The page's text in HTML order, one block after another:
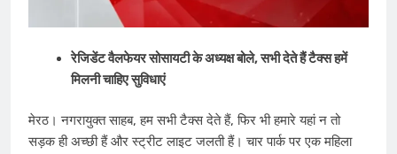
रेजिडेंट वैलफेयर सोसायटी के अध्यक्ष बोले, सभी देते हैं टैक्स हमें
मिलनी चाहिए सुविधाएं
मेरठ। नगरायुक्त साहब, हम सभी टैक्स देते हैं, फिर भी हमारे यहां न तो
सड़क ही अच्छी हैं और स्ट्रीट लाइट जलती हैं। चार पार्क पर एक महिला